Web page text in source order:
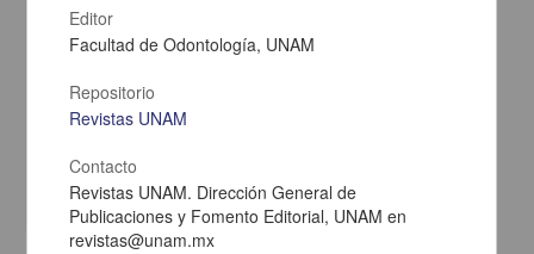
en la ranchería de Samalayuca
Pérez, Zeferino
Multidisciplina
Editor
Facultad de Odontología, UNAM
Repositorio
Revistas UNAM
Contacto
Revistas UNAM. Dirección General de
Publicaciones y Fomento Editorial, UNAM en
revistas@unam.mx